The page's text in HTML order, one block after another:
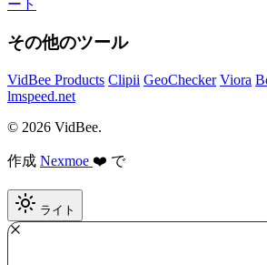
ート
その他のツール
VidBee Products Clipii GeoChecker Viora
lmspeed.net
© 2026 VidBee.
作成 Nexmoe ❤️ で
ライト